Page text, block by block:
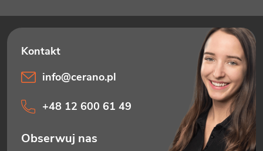
info@cerano.pl
+48 12 600 61 49